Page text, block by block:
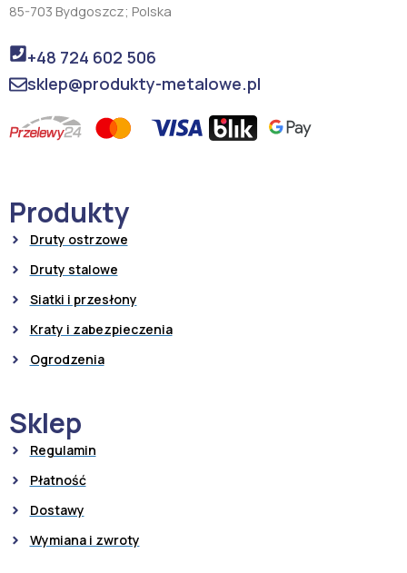
85-703 Bydgoszcz; Polska
+48 724 602 506
sklep@produkty-metalowe.pl
Produkty
Druty ostrzowe
Druty stalowe
Siatki i przesłony
Kraty i zabezpieczenia
Ogrodzenia
Sklep
Regulamin
Płatność
Dostawy
Wymiana i zwroty